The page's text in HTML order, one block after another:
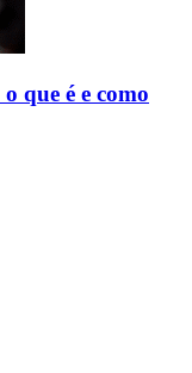
que é e como